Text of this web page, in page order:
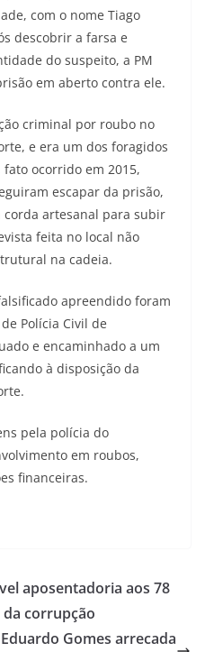
com o nome Tiago
descobrir a farsa e
do suspeito, a PM
em aberto contra ele.
criminal por roubo no
e era um dos foragidos
ocorrido em 2015,
escapar da prisão,
artesanal para subir
feita no local não
na cadeia.
apreendido foram
Polícia Civil de
e encaminhado a um
à disposição da
pela polícia do
em roubos,
financeiras.
aposentadoria aos 78
da corrupção
Gomes arrecada